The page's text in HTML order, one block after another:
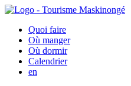
Quoi faire
Où manger
Où dormir
Calendrier
en